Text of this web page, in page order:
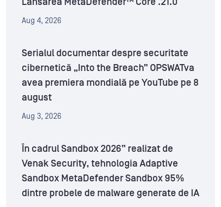
Aug 4, 2026
Serialul documentar despre securitate
cibernetică „Into the Breach” OPSWATva
avea premiera mondială pe YouTube pe 8
august
Aug 3, 2026
În cadrul Sandbox 2026” realizat de
Venak Security, tehnologia Adaptive
Sandbox MetaDefender Sandbox 95%
dintre probele de malware generate de IA